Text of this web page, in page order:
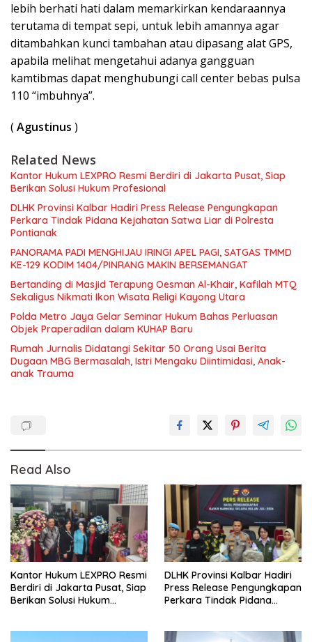
lebih berhati hati dalam memarkirkan kendaraannya
terutama di tempat sepi, untuk lebih amannya agar
ditambahkan kunci tambahan atau dipasang alat GPS,
apabila melihat mengetahui adanya gangguan
kamtibmas dapat menghubungi call center bebas pulsa
110 “imbuhnya”.
(Agustinus )
Related News
Kantor Hukum LEXPRO Resmi Berdiri di Jakarta Pusat, Siap
Berikan Solusi Hukum Profesional
DLHK Provinsi Kalbar Hadiri Press Release Pengungkapan
Perkara Tindak Pidana Kejahatan Satwa Liar di Polresta
Pontianak
PANORAMA PADI MENGHIJAU IRINGI APEL PAGI, SATGAS TMMD
KE-129 KODIM 1404/PINRANG MAKIN BERSEMANGAT
Bertanding di Masjid Terapung Oesman Al-Khair, Kafilah MTQ
Sekaligus Nikmati Ikon Wisata Religi Kayong Utara
Polda Metro Jaya Gelar Seminar Hukum Bahas Perluasan
Objek Praperadilan dalam KUHAP Baru
Rumah Jurnalis Didatangi Sekitar 50 Orang Usai Berita
Dugaan MBG Bermasalah, Istri Mengaku Diintimidasi, Anak-
anak Trauma
Read Also
Kantor Hukum LEXPRO Resmi
Berdiri di Jakarta Pusat, Siap
Berikan Solusi Hukum
DLHK Provinsi Kalbar Hadiri
Press Release Pengungkapan
Perkara Tindak Pidana